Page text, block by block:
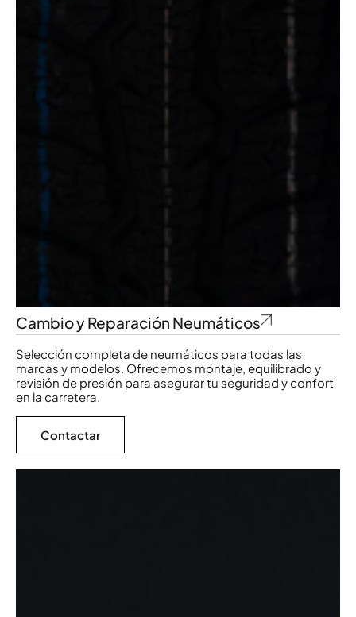
Cambio y Reparación Neumáticos
Selección completa de neumáticos para todas las
marcas y modelos. Ofrecemos montaje, equilibrado y
revisión de presión para asegurar tu seguridad y confort
en la carretera.
Contactar